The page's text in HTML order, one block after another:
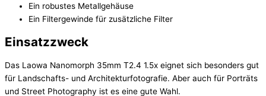
Ein robustes Metallgehäuse
Ein Filtergewinde für zusätzliche Filter
Einsatzzweck
Das Laowa Nanomorph 35mm T2.4 1.5x eignet sich besonders gut
für Landschafts- und Architekturfotografie. Aber auch für Porträts
und Street Photography ist es eine gute Wahl.